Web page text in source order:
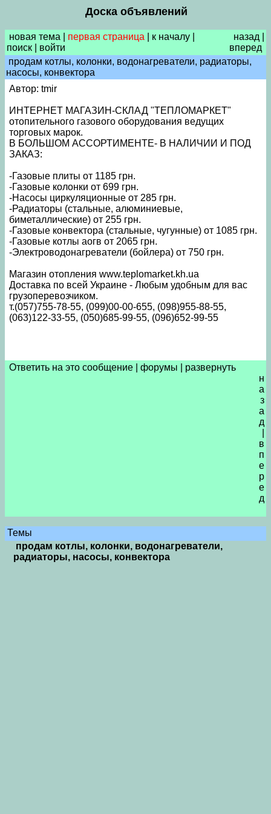
Доска объявлений
новая тема первая страница к началу
поиск
войти
назад
вперед
продам котлы, колонки, водонагреватели, радиаторы,
насосы, конвектора
Автор: tmir
ИНТЕРНЕТ МАГАЗИН-СКЛАД "ТЕПЛОМАРКЕТ"
отопительного газового оборудования ведущих
торговых марок.
В БОЛЬШОМ АССОРТИМЕНТЕ- В НАЛИЧИИ И ПОД
ЗАКАЗ:
-Газовые плиты от 1185 грн.
-Газовые колонки от 699 грн.
-Насосы циркуляционные от 285 грн.
-Радиаторы (стальные, алюминиевые,
биметаллические) от 255 грн.
-Газовые конвектора (стальные, чугунные) от 1085 грн.
-Газовые котлы аогв от 2065 грн.
-Электроводонагреватели (бойлера) от 750 грн.
Магазин отопления www.teplomarket.kh.ua
Доставка по всей Украине - Любым удобным для вас
грузоперевозчиком.
т.(057)755-78-55, (099)00-00-655, (098)955-88-55,
(063)122-33-55, (050)685-99-55, (096)652-99-55
Ответить на это сообщение форумы
развернуть
н
а
з
а
д
в
п
е
р
е
д
Темы
продам котлы, колонки, водонагреватели,
радиаторы, насосы, конвектора